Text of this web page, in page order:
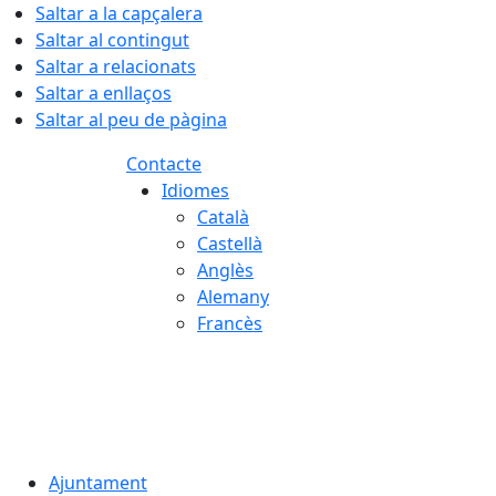
Saltar a la capçalera
Saltar al contingut
Saltar a relacionats
Saltar a enllaços
Saltar al peu de pàgina
Contacte
Idiomes
Català
Castellà
Anglès
Alemany
Francès
Ajuntament